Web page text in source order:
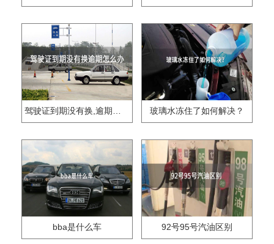
驾驶证到期没有换,逾期怎么办?? 玻璃水冻住了如何解决？
bba是什么车 92号95号汽油区别